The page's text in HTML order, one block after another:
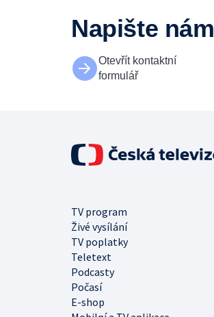
Napište nám
Otevřít kontaktní
formulář
TV program
Živé vysílání
TV poplatky
Teletext
Podcasty
Počasí
E-shop